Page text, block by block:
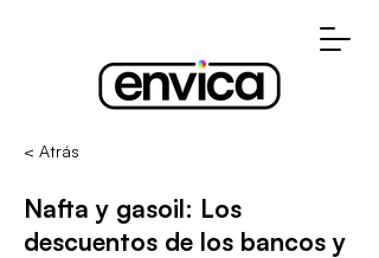
< Atrás
Nafta y gasoil: Los
descuentos de los bancos y